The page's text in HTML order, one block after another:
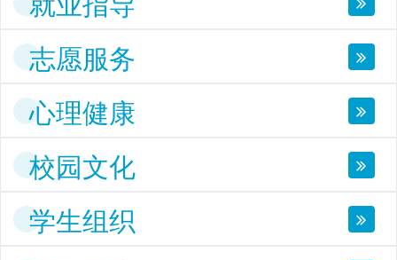
志愿服务
心理健康
校园文化
学生组织